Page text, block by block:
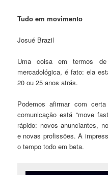
Tudo em movimento
Josué Brazil
Uma coisa em termos de
mercadológica, é fato: ela
20 ou 25 anos atrás.
Podemos afirmar com
comunicação está “move
rápido: novos anunciantes,
e novas profissões. A
o tempo todo em beta.